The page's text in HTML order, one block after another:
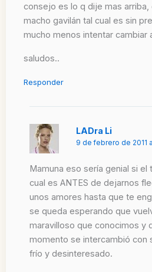
consejo es lo q dije mas
macho gavilán tal cual es sin
mucho menos intentar cambiar
saludos..
Responder
LADra Li
9 de febrero de 2011
Mamuna eso sería genial si el
cual es ANTES de dejarnos
unos amores hasta que te
se queda esperando que
maravilloso que conocimos y
momento se intercambió con
frío y desinteresado.